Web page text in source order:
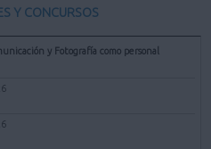
Y CONCURSOS
y Fotografía como personal